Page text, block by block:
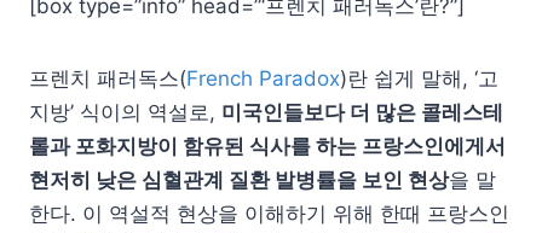
[box type=”info” head=”‘프렌치 패러독스’란?”]
프렌치 패러독스(French Paradox)란 쉽게 말해, ‘고
지방’ 식이의 역설로, 미국인들보다 더 많은 콜레스테
롤과 포화지방이 함유된 식사를 하는 프랑스인에게서
현저히 낮은 심혈관계 질환 발병률을 보인 현상을 말
한다. 이 역설적 현상을 이해하기 위해 한때 프랑스인